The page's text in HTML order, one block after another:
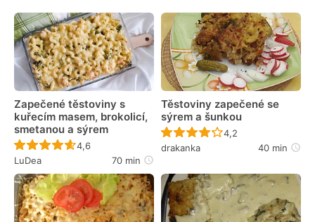
Zapečené těstoviny s
kuřecím masem, brokolicí,
smetanou a sýrem
Recept ještě nebyl hodnocen
4,6
LuDea
70 min
Těstoviny zapečené se
sýrem a šunkou
Recept ještě nebyl
4,2
drakanka
40 min